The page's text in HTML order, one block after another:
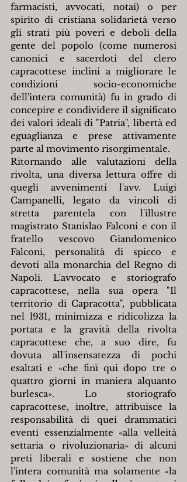
farmacisti, avvocati, notai) o per
spirito di cristiana solidarietà verso
gli strati più poveri e deboli della
gente del popolo (come numerosi
canonici e sacerdoti del clero
capracottese inclini a migliorare le
condizioni socio-economiche
dell'intera comunità) fu in grado di
concepire e condividere il significato
dei valori ideali di "Patria", libertà ed
eguaglianza e prese attivamente
parte al movimento risorgimentale.
Ritornando alle valutazioni della
rivolta, una diversa lettura offre di
quegli avvenimenti l'avv. Luigi
Campanelli, legato da vincoli di
stretta parentela con l'illustre
magistrato Stanislao Falconi e con il
fratello vescovo Giandomenico
Falconi, personalità di spicco e
devoti alla monarchia del Regno di
Napoli. L'avvocato e storiografo
capracottese, nella sua opera "Il
territorio di Capracotta", pubblicata
nel l931, minimizza e ridicolizza la
portata e la gravità della rivolta
capracottese che, a suo dire, fu
dovuta all'insensatezza di pochi
esaltati e «che finì qui dopo tre o
quattro giorni in maniera alquanto
burlesca». Lo storiografo
capracottese, inoltre, attribuisce la
responsabilità di quei drammatici
eventi essenzialmente «alla velleità
settaria o rivoluzionaria» di alcuni
preti liberali e sostiene che non
l'intera comunità ma solamente «la